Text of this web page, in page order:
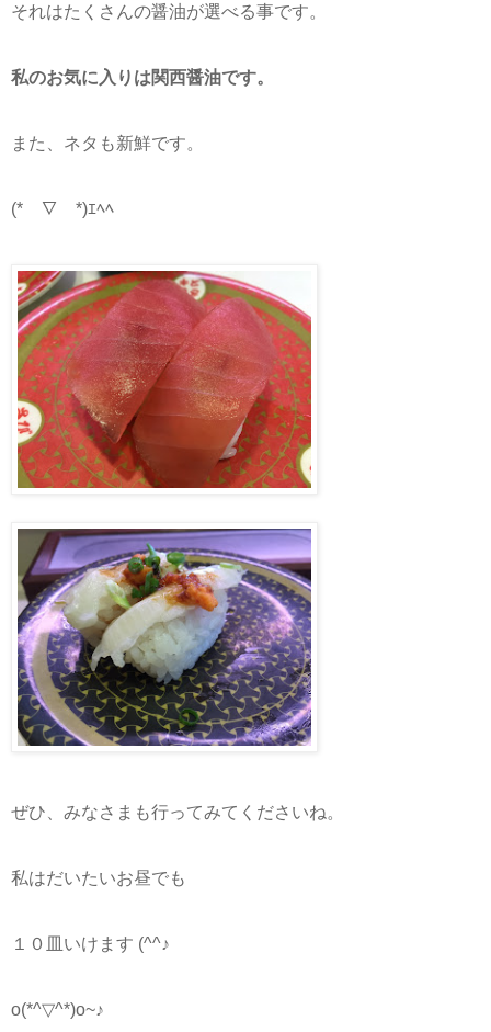
それはたくさんの醤油が選べる事です。
私のお気に入りは関西醤油です。
また、ネタも新鮮です。
(*￣∇￣*)ｴﾍﾍ
ぜひ、みなさまも行ってみてくださいね。
私はだいたいお昼でも
１０皿いけます (^^♪
o(*^▽^*)o~♪